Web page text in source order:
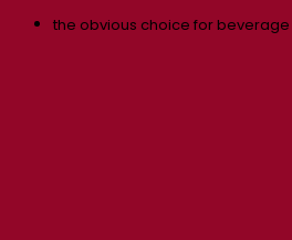
the obvious choice for beverage